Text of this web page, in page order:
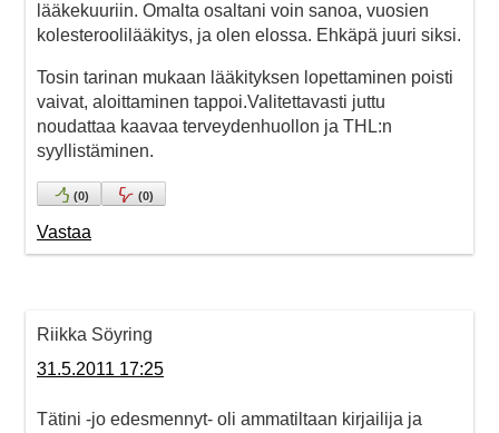
lääkekuuriin. Omalta osaltani voin sanoa, vuosien
kolesteroolilääkitys, ja olen elossa. Ehkäpä juuri siksi.
Tosin tarinan mukaan lääkityksen lopettaminen poisti
vaivat, aloittaminen tappoi.Valitettavasti juttu
noudattaa kaavaa terveydenhuollon ja THL:n
syyllistäminen.
(0) (0)
Vastaa
Riikka Söyring
31.5.2011 17:25
Tätini -jo edesmennyt- oli ammatiltaan kirjailija ja